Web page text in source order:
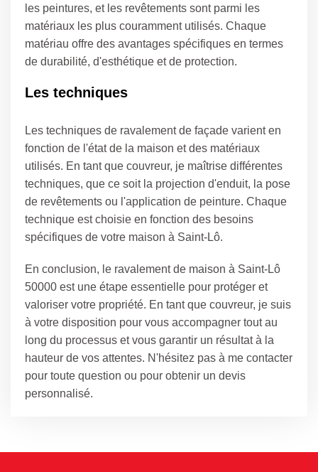
les peintures, et les revêtements sont parmi les
matériaux les plus couramment utilisés. Chaque
matériau offre des avantages spécifiques en termes
de durabilité, d'esthétique et de protection.
Les techniques
Les techniques de ravalement de façade varient en
fonction de l'état de la maison et des matériaux
utilisés. En tant que couvreur, je maîtrise différentes
techniques, que ce soit la projection d'enduit, la pose
de revêtements ou l'application de peinture. Chaque
technique est choisie en fonction des besoins
spécifiques de votre maison à Saint-Lô.
En conclusion, le ravalement de maison à Saint-Lô
50000 est une étape essentielle pour protéger et
valoriser votre propriété. En tant que couvreur, je suis
à votre disposition pour vous accompagner tout au
long du processus et vous garantir un résultat à la
hauteur de vos attentes. N'hésitez pas à me contacter
pour toute question ou pour obtenir un devis
personnalisé.